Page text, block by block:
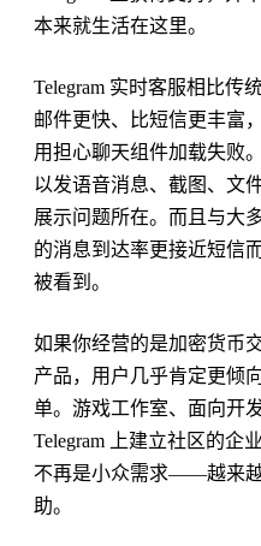
本来就生活在这里。
Telegram 实时客服相比传
邮件更快、比短信更丰富
用担心聊天组件加载失败
以发语音消息、截图、文
展示问题所在。而且与大
的消息到达率更接近短
被看到。
如果你经营的是加密货币
产品，用户几乎肯定更倾
单。游戏工作室、面向开
Telegram 上建立社区的企
不再是小众需求——越来
助。